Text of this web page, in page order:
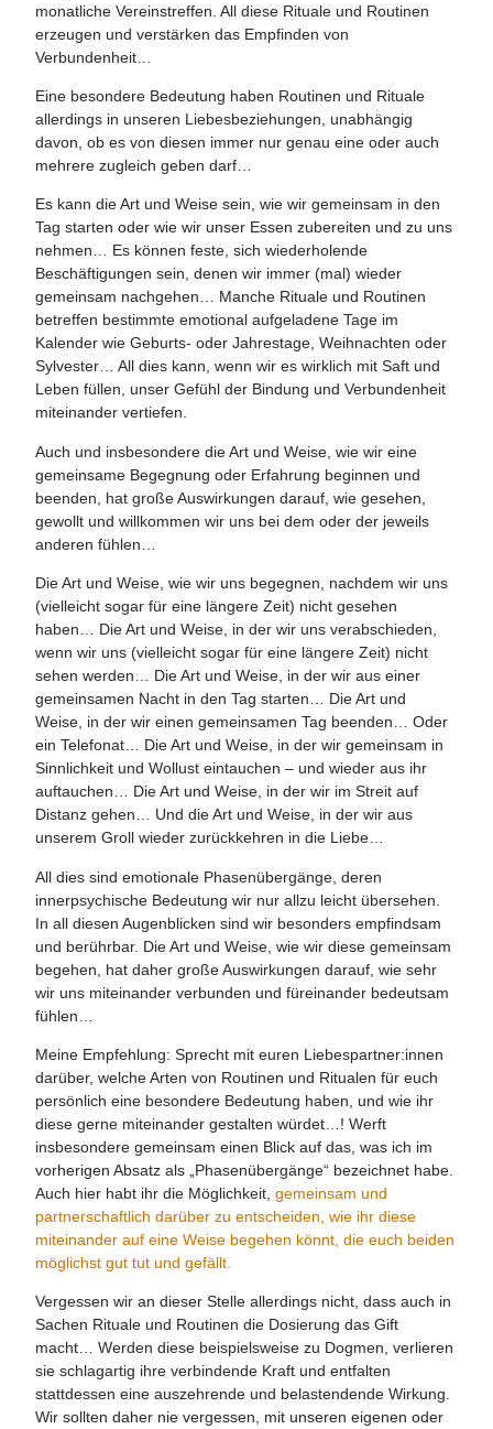
monatliche Vereinstreffen. All diese Rituale und Routinen
erzeugen und verstärken das Empfinden von
Verbundenheit…
Eine besondere Bedeutung haben Routinen und Rituale
allerdings in unseren Liebesbeziehungen, unabhängig
davon, ob es von diesen immer nur genau eine oder auch
mehrere zugleich geben darf…
Es kann die Art und Weise sein, wie wir gemeinsam in den
Tag starten oder wie wir unser Essen zubereiten und zu uns
nehmen… Es können feste, sich wiederholende
Beschäftigungen sein, denen wir immer (mal) wieder
gemeinsam nachgehen… Manche Rituale und Routinen
betreffen bestimmte emotional aufgeladene Tage im
Kalender wie Geburts- oder Jahrestage, Weihnachten oder
Sylvester… All dies kann, wenn wir es wirklich mit Saft und
Leben füllen, unser Gefühl der Bindung und Verbundenheit
miteinander vertiefen.
Auch und insbesondere die Art und Weise, wie wir eine
gemeinsame Begegnung oder Erfahrung beginnen und
beenden, hat große Auswirkungen darauf, wie gesehen,
gewollt und willkommen wir uns bei dem oder der jeweils
anderen fühlen…
Die Art und Weise, wie wir uns begegnen, nachdem wir uns
(vielleicht sogar für eine längere Zeit) nicht gesehen
haben… Die Art und Weise, in der wir uns verabschieden,
wenn wir uns (vielleicht sogar für eine längere Zeit) nicht
sehen werden… Die Art und Weise, in der wir aus einer
gemeinsamen Nacht in den Tag starten… Die Art und
Weise, in der wir einen gemeinsamen Tag beenden… Oder
ein Telefonat… Die Art und Weise, in der wir gemeinsam in
Sinnlichkeit und Wollust eintauchen – und wieder aus ihr
auftauchen… Die Art und Weise, in der wir im Streit auf
Distanz gehen… Und die Art und Weise, in der wir aus
unserem Groll wieder zurückkehren in die Liebe…
All dies sind emotionale Phasenübergänge, deren
innerpsychische Bedeutung wir nur allzu leicht übersehen.
In all diesen Augenblicken sind wir besonders empfindsam
und berührbar. Die Art und Weise, wie wir diese gemeinsam
begehen, hat daher große Auswirkungen darauf, wie sehr
wir uns miteinander verbunden und füreinander bedeutsam
fühlen…
Meine Empfehlung: Sprecht mit euren Liebespartner:innen
darüber, welche Arten von Routinen und Ritualen für euch
persönlich eine besondere Bedeutung haben, und wie ihr
diese gerne miteinander gestalten würdet…! Werft
insbesondere gemeinsam einen Blick auf das, was ich im
vorherigen Absatz als „Phasenübergänge“ bezeichnet habe.
Auch hier habt ihr die Möglichkeit,gemeinsam und
partnerschaftlich darüber zu entscheiden, wie ihr diese
miteinander auf eine Weise begehen könnt, die euch beiden
möglichst gut tut und gefällt.
Vergessen wir an dieser Stelle allerdings nicht, dass auch in
Sachen Rituale und Routinen die Dosierung das Gift
macht… Werden diese beispielsweise zu Dogmen, verlieren
sie schlagartig ihre verbindende Kraft und entfalten
stattdessen eine auszehrende und belastendende Wirkung.
Wir sollten daher nie vergessen, mit unseren eigenen oder